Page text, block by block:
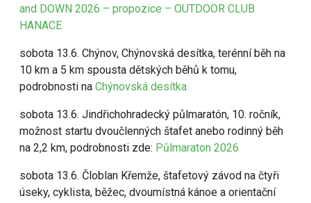
and DOWN 2026 – propozice – OUTDOOR CLUB
HANACE
sobota 13.6. Chýnov, Chýnovská desítka, terénní běh na
10 km a 5 km spousta dětských běhů k tomu,
podrobnosti na Chýnovská desítka
sobota 13.6. Jindřichohradecký půlmaratón, 10. ročník,
možnost startu dvoučlenných štafet anebo rodinný běh
na 2,2 km, podrobnosti zde: Půlmaraton 2026
sobota 13.6. Čloblan Křemže, štafetový závod na čtyři
úseky, cyklista, běžec, dvoumístná kánoe a orientační